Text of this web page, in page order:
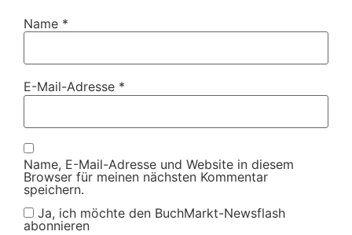
Name *
E-Mail-Adresse *
Name, E-Mail-Adresse und Website in diesem
Browser für meinen nächsten Kommentar
speichern.
Ja, ich möchte den BuchMarkt-Newsflash
abonnieren